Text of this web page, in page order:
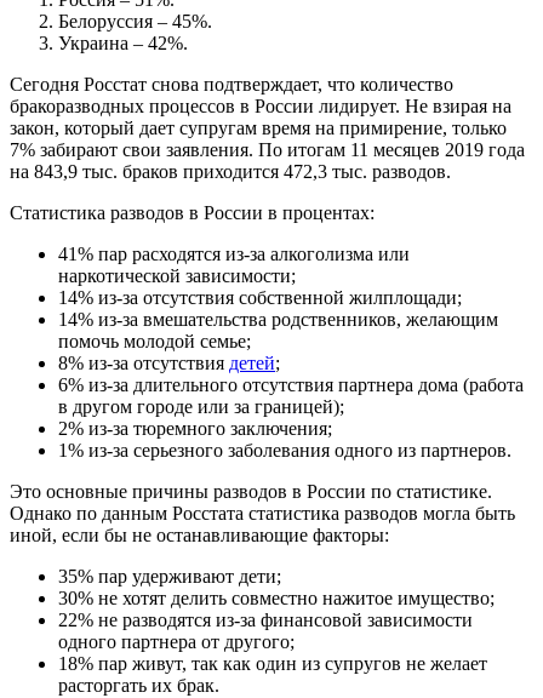
Белоруссия – 45%.
Украина – 42%.
Сегодня Росстат снова подтверждает, что количество
бракоразводных процессов в России лидирует. Не взирая на
закон, который дает супругам время на примирение, только
7% забирают свои заявления. По итогам 11 месяцев 2019 года
на 843,9 тыс. браков приходится 472,3 тыс. разводов.
Статистика разводов в России в процентах:
41% пар расходятся из-за алкоголизма или
наркотической зависимости;
14% из-за отсутствия собственной жилплощади;
14% из-за вмешательства родственников, желающим
помочь молодой семье;
8% из-за отсутствия детей;
6% из-за длительного отсутствия партнера дома (работа
в другом городе или за границей);
2% из-за тюремного заключения;
1% из-за серьезного заболевания одного из партнеров.
Это основные причины разводов в России по статистике.
Однако по данным Росстата статистика разводов могла быть
иной, если бы не останавливающие факторы:
35% пар удерживают дети;
30% не хотят делить совместно нажитое имущество;
22% не разводятся из-за финансовой зависимости
одного партнера от другого;
18% пар живут, так как один из супругов не желает
расторгать их брак.